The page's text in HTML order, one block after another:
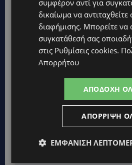
ΤΡΟΧΑΙΟ ΣΤΗΝ ΛΕΥΚΩΣΙΑ:
του 27χρονου – Φέρεται να
Αστυνομία
UPDATES
ΔΕΝ ΥΠΟΧΩΡΕΙ Ο ΚΑΥΣΩΝΑΣ:
προειδοποίηση για 40άρια –
VIRAL: Κοράκι πήρε στο
ΕΤΟΙΜΑΣΤΕΙΤΕ ΓΙΑ
συμφέρον αντί για
δικαίωμα να αντιταχθείτε
διαφήμισης. Μπορείτε να
συγκατάθεσή σας
στις Ρυθμίσεις cookies.
Απορρήτου
ΑΠΟΔΟΧΉ
ΑΠΌΡΡΙΨΗ
ΕΜΦΆΝΙΣΗ